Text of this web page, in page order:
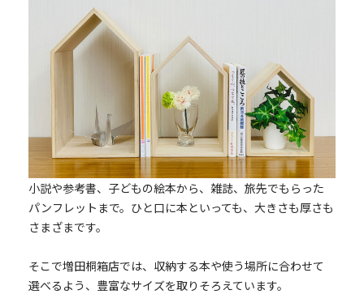
小説や参考書、子どもの絵本から、雑誌、旅先でもらった
パンフレットまで。ひと口に本といっても、大きさも厚さも
さまざまです。
そこで増田桐箱店では、収納する本や使う場所に合わせて
選べるよう、豊富なサイズを取りそろえています。